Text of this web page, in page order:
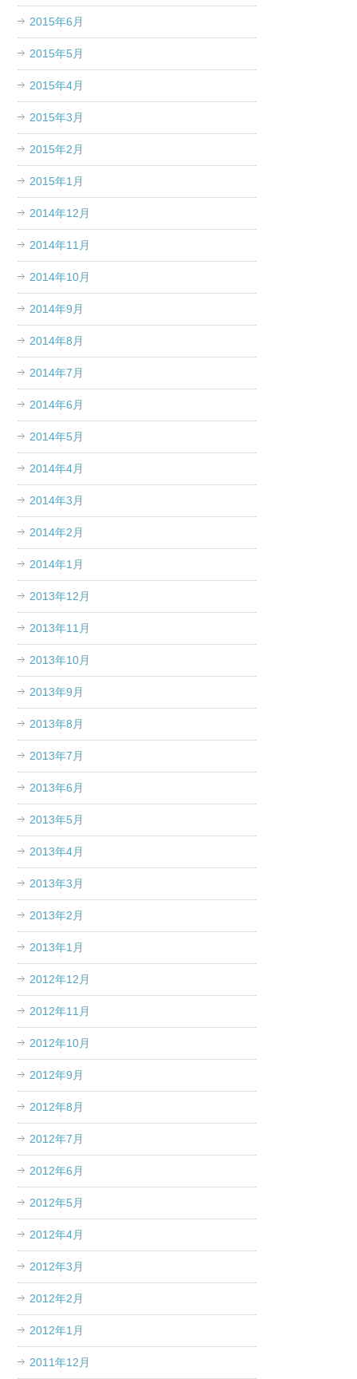
2015年6月
2015年5月
2015年4月
2015年3月
2015年2月
2015年1月
2014年12月
2014年11月
2014年10月
2014年9月
2014年8月
2014年7月
2014年6月
2014年5月
2014年4月
2014年3月
2014年2月
2014年1月
2013年12月
2013年11月
2013年10月
2013年9月
2013年8月
2013年7月
2013年6月
2013年5月
2013年4月
2013年3月
2013年2月
2013年1月
2012年12月
2012年11月
2012年10月
2012年9月
2012年8月
2012年7月
2012年6月
2012年5月
2012年4月
2012年3月
2012年2月
2012年1月
2011年12月